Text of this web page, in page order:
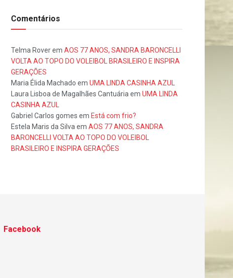
Comentários
Telma Roverem AOS 77 ANOS, SANDRA BARONCELLI
VOLTA AO TOPO DO VOLEIBOL BRASILEIRO E INSPIRA
GERAÇÕES
Maria Élida Machado em UMA LINDA CASINHA AZUL
Laura Lisboa de Magalhães Cantuáriaem UMA LINDA
CASINHA AZUL
Gabriel Carlos gomes em Está com frio?
Estela Maris da Silvaem AOS 77 ANOS, SANDRA
BARONCELLI VOLTA AO TOPO DO VOLEIBOL
BRASILEIRO E INSPIRA GERAÇÕES
Facebook